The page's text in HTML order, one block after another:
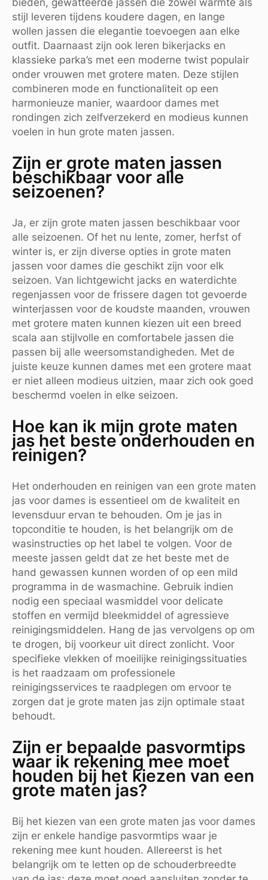
stijl leveren tijdens koudere dagen, en lange
wollen jassen die elegantie toevoegen aan elke
outfit. Daarnaast zijn ook leren bikerjacks en
klassieke parka’s met een moderne twist populair
onder vrouwen met grotere maten. Deze stijlen
combineren mode en functionaliteit op een
harmonieuze manier, waardoor dames met
rondingen zich zelfverzekerd en modieus kunnen
voelen in hun grote maten jassen.
Zijn er grote maten jassen
beschikbaar voor alle
seizoenen?
Ja, er zijn grote maten jassen beschikbaar voor
alle seizoenen. Of het nu lente, zomer, herfst of
winter is, er zijn diverse opties in grote maten
jassen voor dames die geschikt zijn voor elk
seizoen. Van lichtgewicht jacks en waterdichte
regenjassen voor de frissere dagen tot gevoerde
winterjassen voor de koudste maanden, vrouwen
met grotere maten kunnen kiezen uit een breed
scala aan stijlvolle en comfortabele jassen die
passen bij alle weersomstandigheden. Met de
juiste keuze kunnen dames met een grotere maat
er niet alleen modieus uitzien, maar zich ook goed
beschermd voelen in elke seizoen.
Hoe kan ik mijn grote maten
jas het beste onderhouden en
reinigen?
Het onderhouden en reinigen van een grote maten
jas voor dames is essentieel om de kwaliteit en
levensduur ervan te behouden. Om je jas in
topconditie te houden, is het belangrijk om de
wasinstructies op het label te volgen. Voor de
meeste jassen geldt dat ze het beste met de
hand gewassen kunnen worden of op een mild
programma in de wasmachine. Gebruik indien
nodig een speciaal wasmiddel voor delicate
stoffen en vermijd bleekmiddel of agressieve
reinigingsmiddelen. Hang de jas vervolgens op om
te drogen, bij voorkeur uit direct zonlicht. Voor
specifieke vlekken of moeilijke reinigingssituaties
is het raadzaam om professionele
reinigingsservices te raadplegen om ervoor te
zorgen dat je grote maten jas zijn optimale staat
behoudt.
Zijn er bepaalde pasvormtips
waar ik rekening mee moet
houden bij het kiezen van een
grote maten jas?
Bij het kiezen van een grote maten jas voor dames
zijn er enkele handige pasvormtips waar je
rekening mee kunt houden. Allereerst is het
belangrijk om te letten op de schouderbreedte